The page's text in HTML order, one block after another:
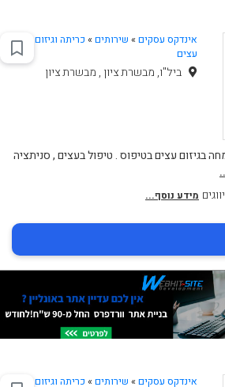
אינדקס עסקים » שירותים» כריתה וגיזום
עצים
ביל"ו, מבשרת ציון , מבשרת ציון
בגיזום עצים בטיפוס . טיפול בעצים , סניתציה
מידע נוסף...
אינדקס עסקים » שירותים» כריתה וגיזום